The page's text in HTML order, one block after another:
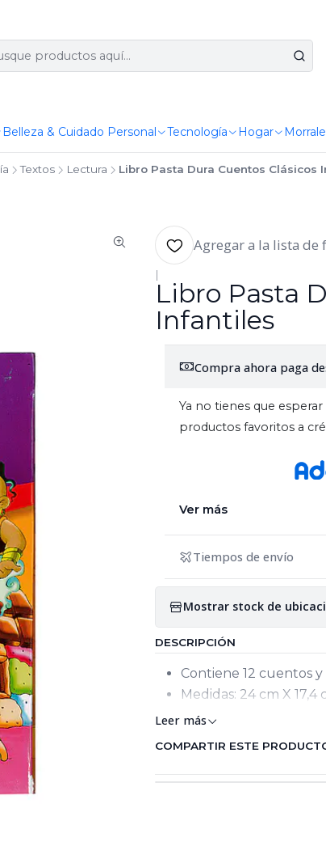
Belleza & Cuidado Personal Tecnología Hogar
Textos Lectura Libro Pasta Dura Cuentos Clásicos
Agregar a la lista de
|
Libro Pasta
Infantiles
Compra ahora paga
Ya no tienes que
productos favoritos a
Ver más
Tiempos de envío
Mostrar stock de
DESCRIPCIÓN
Contiene 12 cuentos
Medidas: 24 cm X 17,4
Leer más
COMPARTIR ESTE